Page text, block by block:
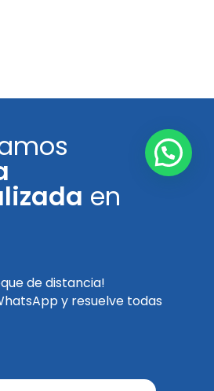
en
de distancia!
y resuelve todas